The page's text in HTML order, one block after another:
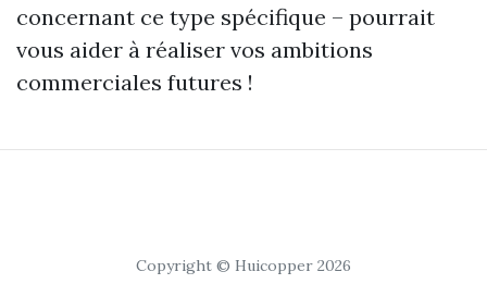
concernant ce type spécifique – pourrait
vous aider à réaliser vos ambitions
commerciales futures !
Copyright © Huicopper 2026